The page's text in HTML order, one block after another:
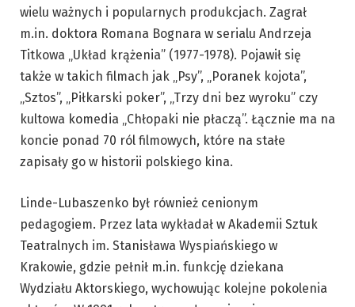
wielu ważnych i popularnych produkcjach. Zagrał
m.in. doktora Romana Bognara w serialu Andrzeja
Titkowa „Układ krążenia” (1977-1978). Pojawił się
także w takich filmach jak „Psy”, „Poranek kojota”,
„Sztos”, „Piłkarski poker”, „Trzy dni bez wyroku” czy
kultowa komedia „Chłopaki nie płaczą”. Łącznie ma na
koncie ponad 70 ról filmowych, które na stałe
zapisały go w historii polskiego kina.
Linde-Lubaszenko był również cenionym
pedagogiem. Przez lata wykładał w Akademii Sztuk
Teatralnych im. Stanisława Wyspiańskiego w
Krakowie, gdzie pełnił m.in. funkcję dziekana
Wydziału Aktorskiego, wychowując kolejne pokolenia